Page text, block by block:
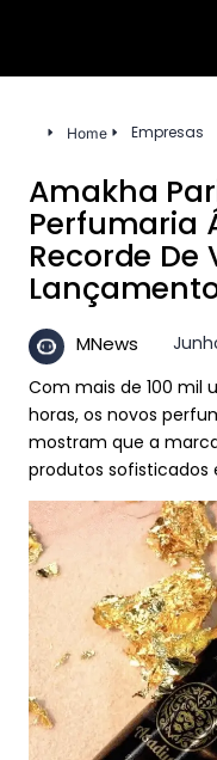
Home Empresas
Amakha
Perfumaria
Recorde De
MNews
Com mais de 100 mil
horas, os novos
mostram que a
produtos